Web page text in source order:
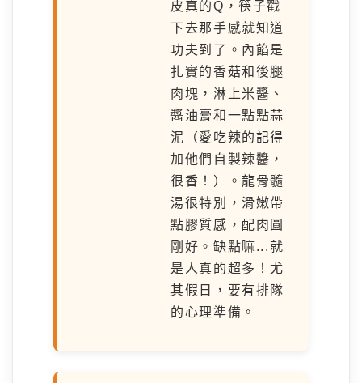
皮真的Q，筷子戳
下去那手感就知道
功夫到了。內餡是
扎實的香菇和後腿
肉塊，淋上米醬、
醬油膏和一點點蒜
泥（愛吃辣的記得
加他們自製辣醬，
很香！）。龍骨髓
湯很特別，滑嫩帶
點膠質感，配肉圓
剛好。缺點嘛...就
是人真的超多！尤
其假日，要有排隊
的心理準備。